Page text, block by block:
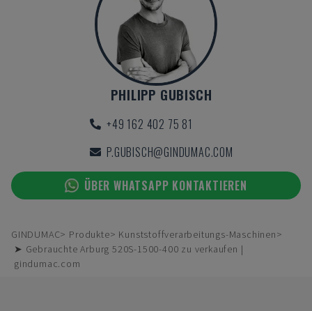
PHILIPP GUBISCH
+49 162 402 75 81
P.GUBISCH@GINDUMAC.COM
ÜBER WHATSAPP KONTAKTIEREN
GINDUMAC Produkte
Kunststoffverarbeitungs-Maschinen
➤ Gebrauchte Arburg 520S-1500-400 zu verkaufen |
gindumac.com